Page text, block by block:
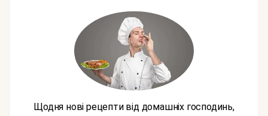
Щодня нові рецепти від домашніх господинь,